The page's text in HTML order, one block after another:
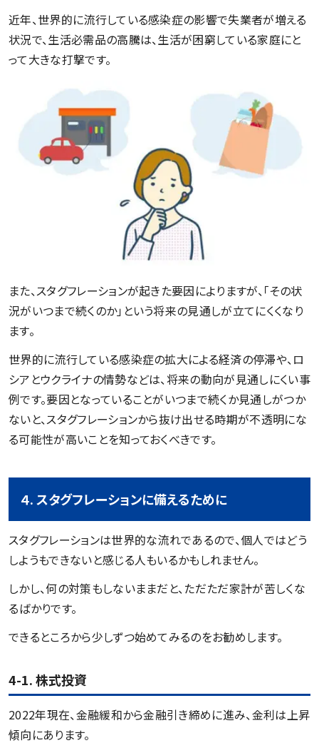
近年、世界的に流行している感染症の影響で失業者が増える
状況で、生活必需品の高騰は、生活が困窮している家庭にと
って大きな打撃です。
また、スタグフレーションが起きた要因によりますが、「その状
況がいつまで続くのか」という将来の見通しが立てにくくなり
ます。
世界的に流行している感染症の拡大による経済の停滞や、ロ
シアとウクライナの情勢などは、将来の動向が見通しにくい事
例です。要因となっていることがいつまで続くか見通しがつか
ないと、スタグフレーションから抜け出せる時期が不透明にな
る可能性が高いことを知っておくべきです。
４. スタグフレーションに備えるために
スタグフレーションは世界的な流れであるので、個人ではどう
しようもできないと感じる人もいるかもしれません。
しかし、何の対策もしないままだと、ただただ家計が苦しくな
るばかりです。
できるところから少しずつ始めてみるのをお勧めします。
4-1. 株式投資
2022年現在、金融緩和から金融引き締めに進み、金利は上昇
傾向にあります。